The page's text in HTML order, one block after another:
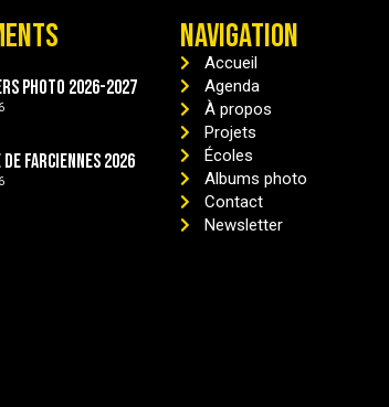
photo 2026-2027
de Farciennes 2026
NAVIGATION
Accueil
Agenda
À propos
Projets
Écoles
Albums photo
Contact
Newsletter